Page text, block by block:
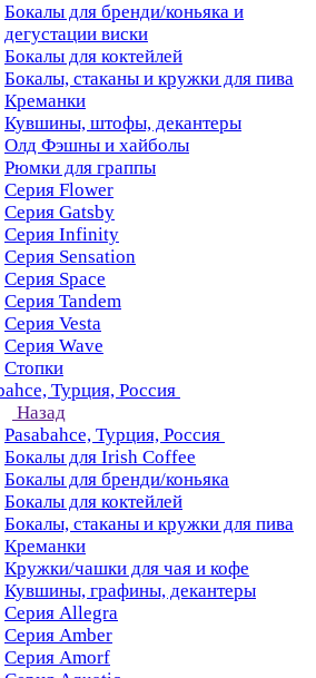
Бокалы для бренди/коньяка и
дегустации виски
Бокалы для коктейлей
Бокалы, стаканы и кружки для пива
Креманки
Кувшины, штофы, декантеры
Олд Фэшны и хайболы
Рюмки для граппы
Серия Flower
Серия Gatsby
Серия Infinity
Серия Sensation
Серия Space
Серия Tandem
Серия Vesta
Серия Wave
Стопки
Турция, Россия
Назад
Pasabahce, Турция, Россия
Бокалы для Irish Coffee
Бокалы для бренди/коньяка
Бокалы для коктейлей
Бокалы, стаканы и кружки для пива
Креманки
Кружки/чашки для чая и кофе
Кувшины, графины, декантеры
Серия Allegra
Серия Amber
Серия Amorf